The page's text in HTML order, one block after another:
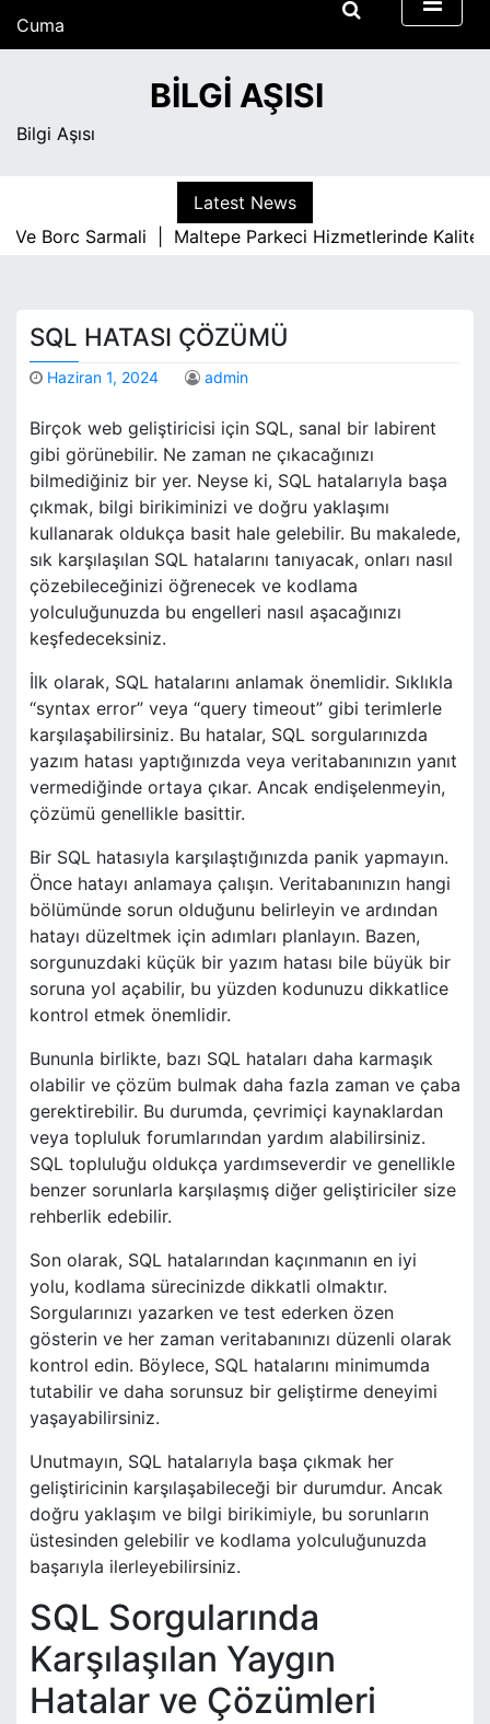
Cuma
Ağustos 7, 2026
BILGI AŞISI
Bilgi Aşısı
Latest News
Borc Sarmali | Maltepe Parkeci Hizmetlerinde Kaliteyi
SQL HATASI ÇÖZÜMÜ
Haziran 1, 2024 admin
Birçok web geliştiricisi için SQL, sanal bir labirent
gibi görünebilir. Ne zaman ne çıkacağınızı
bilmediğiniz bir yer. Neyse ki, SQL hatalarıyla başa
çıkmak, bilgi birikiminizi ve doğru yaklaşımı
kullanarak oldukça basit hale gelebilir. Bu makalede,
sık karşılaşılan SQL hatalarını tanıyacak, onları nasıl
çözebileceğinizi öğrenecek ve kodlama
yolculuğunuzda bu engelleri nasıl aşacağınızı
keşfedeceksiniz.
İlk olarak, SQL hatalarını anlamak önemlidir. Sıklıkla
“syntax error” veya “query timeout” gibi terimlerle
karşılaşabilirsiniz. Bu hatalar, SQL sorgularınızda
yazım hatası yaptığınızda veya veritabanınızın yanıt
vermediğinde ortaya çıkar. Ancak endişelenmeyin,
çözümü genellikle basittir.
Bir SQL hatasıyla karşılaştığınızda panik yapmayın.
Önce hatayı anlamaya çalışın. Veritabanınızın hangi
bölümünde sorun olduğunu belirleyin ve ardından
hatayı düzeltmek için adımları planlayın. Bazen,
sorgunuzdaki küçük bir yazım hatası bile büyük bir
soruna yol açabilir, bu yüzden kodunuzu dikkatlice
kontrol etmek önemlidir.
Bununla birlikte, bazı SQL hataları daha karmaşık
olabilir ve çözüm bulmak daha fazla zaman ve çaba
gerektirebilir. Bu durumda, çevrimiçi kaynaklardan
veya topluluk forumlarından yardım alabilirsiniz.
SQL topluluğu oldukça yardımseverdir ve genellikle
benzer sorunlarla karşılaşmış diğer geliştiriciler size
rehberlik edebilir.
Son olarak, SQL hatalarından kaçınmanın en iyi
yolu, kodlama sürecinizde dikkatli olmaktır.
Sorgularınızı yazarken ve test ederken özen
gösterin ve her zaman veritabanınızı düzenli olarak
kontrol edin. Böylece, SQL hatalarını minimumda
tutabilir ve daha sorunsuz bir geliştirme deneyimi
yaşayabilirsiniz.
Unutmayın, SQL hatalarıyla başa çıkmak her
geliştiricinin karşılaşabileceği bir durumdur. Ancak
doğru yaklaşım ve bilgi birikimiyle, bu sorunların
üstesinden gelebilir ve kodlama yolculuğunuzda
başarıyla ilerleyebilirsiniz.
SQL Sorgularında
Karşılaşılan Yaygın
Hatalar ve Çözümleri